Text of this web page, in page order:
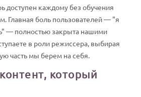
доступен каждому без обучения
Главная боль пользователей — "я
— полностью закрыта нашими
в роли режиссера, выбирая
часть мы берем на себя.
который